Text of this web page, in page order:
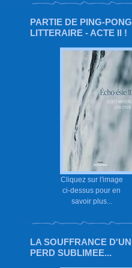
PARTIE DE PING-PONG
LITTERAIRE - ACTE II !
Cliquez sur l'image
ci-dessus pour en
savoir plus...
LA SOUFFRANCE D'UN
PERD SUBLIMEE...